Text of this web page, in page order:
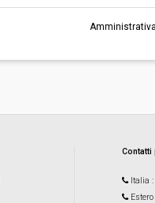
Italia
Estero